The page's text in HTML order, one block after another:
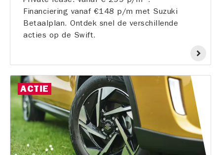
Financiering vanaf €148 p/m met Suzuki
Betaalplan. Ontdek snel de verschillende
acties op de Swift.
ACTIE